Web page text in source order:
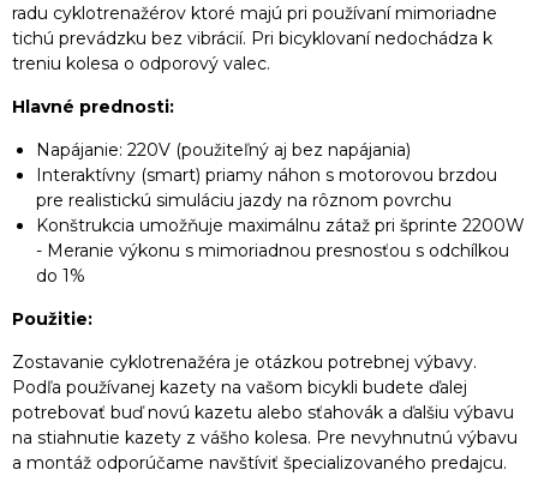
radu cyklotrenažérov ktoré majú pri používaní mimoriadne
tichú prevádzku bez vibrácií. Pri bicyklovaní nedochádza k
treniu kolesa o odporový valec.
Hlavné prednosti:
Napájanie: 220V (použiteľný aj bez napájania)
Interaktívny (smart) priamy náhon s motorovou brzdou
pre realistickú simuláciu jazdy na rôznom povrchu
Konštrukcia umožňuje maximálnu zátaž pri šprinte 2200W
- Meranie výkonu s mimoriadnou presnosťou s odchílkou
do 1%
Použitie:
Zostavanie cyklotrenažéra je otázkou potrebnej výbavy.
Podľa používanej kazety na vašom bicykli budete ďalej
potrebovať buď novú kazetu alebo sťahovák a ďalšiu výbavu
na stiahnutie kazety z vášho kolesa. Pre nevyhnutnú výbavu
a montáž odporúčame navštíviť špecializovaného predajcu.